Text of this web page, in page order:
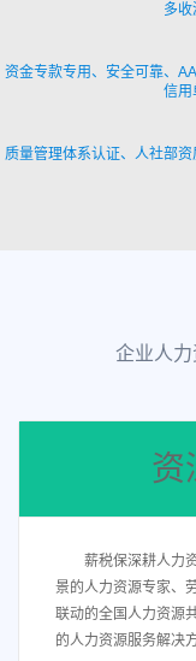
多收
资金专款专用、安全可靠、
信用
质量管理体系认证、人社部资
企业人
资
薪税保深耕人力资
景的人力资源专家、
联动的全国人力资源
的人力资源服务解决方